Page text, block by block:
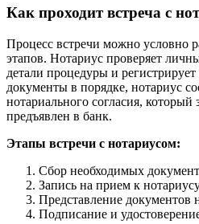
Как проходит встреча с
Процесс встречи можно условно
этапов. Нотариус проверяет
детали процедуры и регистрирует
документы в порядке, нотариус
нотариального согласия,
предъявлен в банк.
Этапы встречи с нотариусом:
Сбор необходимых
Запись на прием к
Представление документов
Подписание и